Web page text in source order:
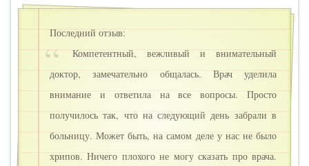
Последний отзыв:
Компетентный, вежливый и внимательный
доктор, замечательно общалась. Врач уделила
внимание и ответила на все вопросы. Просто
получилось так, что на следующий день забрали в
больницу. Может быть, на самом деле у нас не было
хрипов. Ничего плохого не могу сказать про врача.